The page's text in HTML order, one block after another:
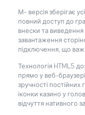
М- версія зберігає
повний доступ до
внески та виведення
завантаження
підключення, що
Технологія HTML5
прямо у веб-
зручності постійних
іконки казино у
відчуття нативного